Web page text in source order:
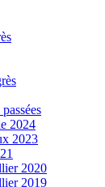
2024
2023
2020
2019